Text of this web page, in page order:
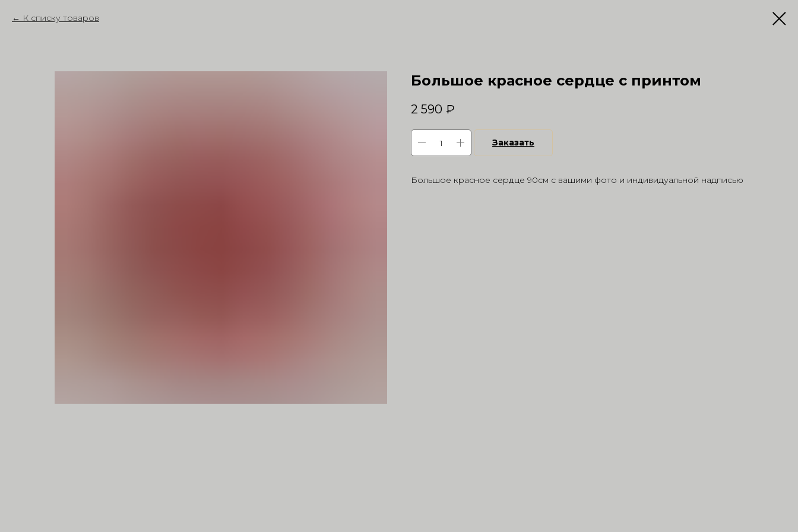
К списку товаров
Большое красное сердце с принтом
2 590 ₽
Заказать
Большое красное сердце 90см с вашими фото и индивидуальной надписью